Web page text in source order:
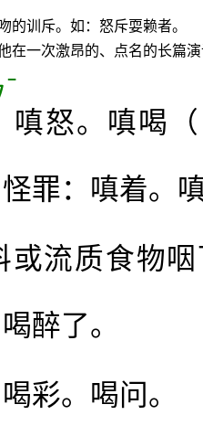
的训斥。如：怒斥耍赖者。
在一次激昂的、点名的长篇
怒。嗔喝（
罪：嗔着。
流质食物
醉了。
彩。喝问。